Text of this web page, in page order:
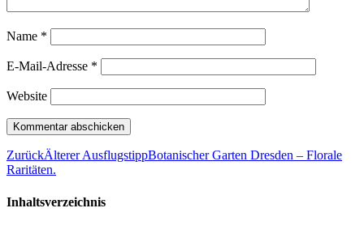
Name *
E-Mail-Adresse *
Website
ZurückÄlterer AusflugstippBotanischer Garten Dresden – Florale
Raritäten.
Inhaltsverzeichnis